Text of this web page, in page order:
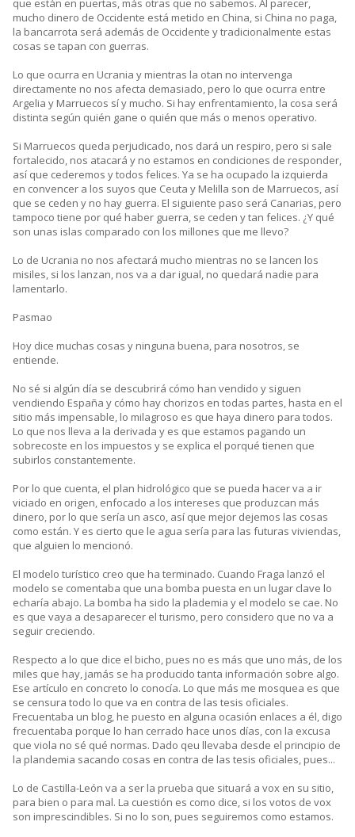
que están en puertas, más otras que no sabemos. Al parecer,
mucho dinero de Occidente está metido en China, si China no paga,
la bancarrota será además de Occidente y tradicionalmente estas
cosas se tapan con guerras.
Lo que ocurra en Ucrania y mientras la otan no intervenga
directamente no nos afecta demasiado, pero lo que ocurra entre
Argelia y Marruecos sí y mucho. Si hay enfrentamiento, la cosa será
distinta según quién gane o quién que más o menos operativo.
Si Marruecos queda perjudicado, nos dará un respiro, pero si sale
fortalecido, nos atacará y no estamos en condiciones de responder,
así que cederemos y todos felices. Ya se ha ocupado la izquierda
en convencer a los suyos que Ceuta y Melilla son de Marruecos, así
que se ceden y no hay guerra. El siguiente paso será Canarias, pero
tampoco tiene por qué haber guerra, se ceden y tan felices. ¿Y qué
son unas islas comparado con los millones que me llevo?
Lo de Ucrania no nos afectará mucho mientras no se lancen los
misiles, si los lanzan, nos va a dar igual, no quedará nadie para
lamentarlo.
Pasmao
Hoy dice muchas cosas y ninguna buena, para nosotros, se
entiende.
No sé si algún día se descubrirá cómo han vendido y siguen
vendiendo España y cómo hay chorizos en todas partes, hasta en el
sitio más impensable, lo milagroso es que haya dinero para todos.
Lo que nos lleva a la derivada y es que estamos pagando un
sobrecoste en los impuestos y se explica el porqué tienen que
subirlos constantemente.
Por lo que cuenta, el plan hidrológico que se pueda hacer va a ir
viciado en origen, enfocado a los intereses que produzcan más
dinero, por lo que sería un asco, así que mejor dejemos las cosas
como están. Y es cierto que le agua sería para las futuras viviendas,
que alguien lo mencionó.
El modelo turístico creo que ha terminado. Cuando Fraga lanzó el
modelo se comentaba que una bomba puesta en un lugar clave lo
echaría abajo. La bomba ha sido la plademia y el modelo se cae. No
es que vaya a desaparecer el turismo, pero considero que no va a
seguir creciendo.
Respecto a lo que dice el bicho, pues no es más que uno más, de los
miles que hay, jamás se ha producido tanta información sobre algo.
Ese artículo en concreto lo conocía. Lo que más me mosquea es que
se censura todo lo que va en contra de las tesis oficiales.
Frecuentaba un blog, he puesto en alguna ocasión enlaces a él, digo
frecuentaba porque lo han cerrado hace unos días, con la excusa
que viola no sé qué normas. Dado qeu llevaba desde el principio de
la plandemia sacando cosas en contra de las tesis oficiales, pues...
Lo de Castilla-León va a ser la prueba que situará a vox en su sitio,
para bien o para mal. La cuestión es como dice, si los votos de vox
son imprescindibles. Si no lo son, pues seguiremos como estamos.